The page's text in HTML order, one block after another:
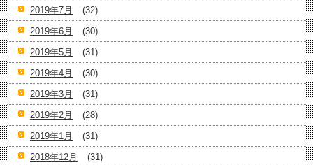
2019年7月
(32)
2019年6月
(30)
2019年5月
(31)
2019年4月
(30)
2019年3月
(31)
2019年2月
(28)
2019年1月
(31)
2018年12月
(31)